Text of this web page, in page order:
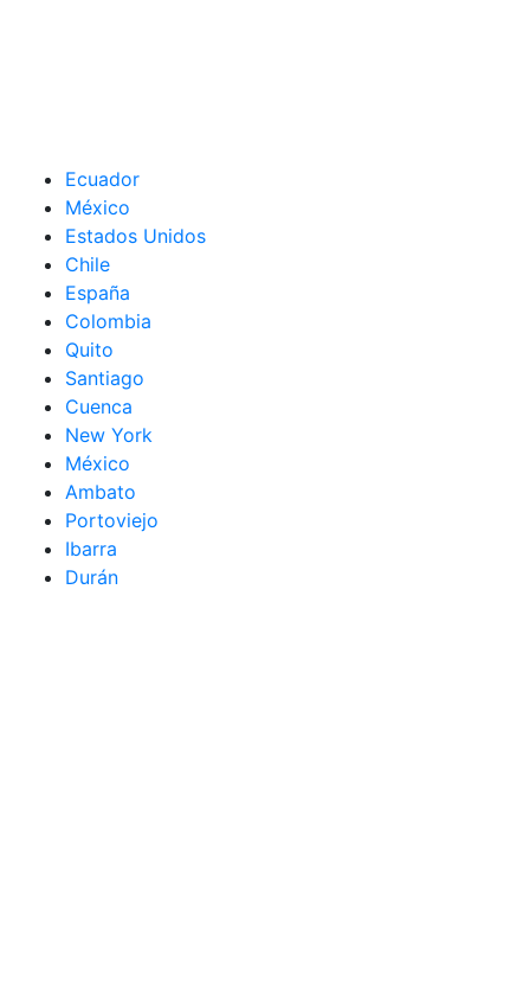
Ecuador
México
Estados Unidos
Chile
España
Colombia
Quito
Santiago
Cuenca
New York
México
Ambato
Portoviejo
Ibarra
Durán